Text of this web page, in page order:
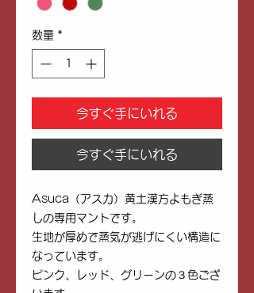
数量 *
今すぐ手にいれる
今すぐ手にいれる
Asuca（アスカ）黄土漢方よもぎ蒸
しの専用マントです。
生地が厚めで蒸気が逃げにくい構造に
なっています。
ピンク、レッド、グリーンの３色ござ